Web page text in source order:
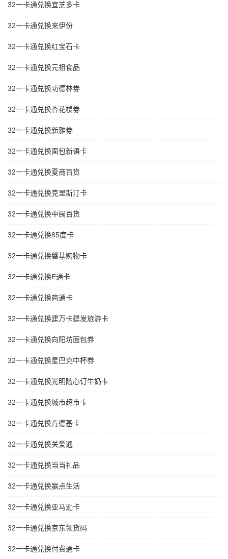
32一卡通兑换宜芝多卡
32一卡通兑换来伊份
32一卡通兑换红宝石卡
32一卡通兑换元祖食品
32一卡通兑换功德林劵
32一卡通兑换杏花楼劵
32一卡通兑换新雅劵
32一卡通兑换面包新语卡
32一卡通兑换夏商百货
32一卡通兑换克里斯汀卡
32一卡通兑换中闽百货
32一卡通兑换85度卡
32一卡通兑换磐基购物卡
32一卡通兑换E通卡
32一卡通兑换商通卡
32一卡通兑换建万卡建发旅游卡
32一卡通兑换向阳坊面包券
32一卡通兑换星巴克中杯券
32一卡通兑换光明随心订牛奶卡
32一卡通兑换城市超市卡
32一卡通兑换肯德基卡
32一卡通兑换关爱通
32一卡通兑换当当礼品
32一卡通兑换赢点生活
32一卡通兑换亚马逊卡
32一卡通兑换京东领货码
32一卡通兑换付费通卡